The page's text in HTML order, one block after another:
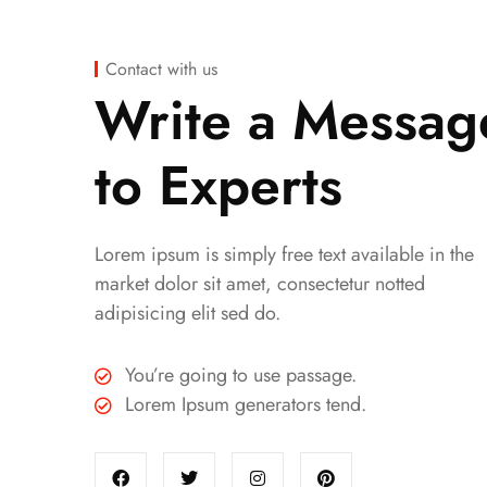
Contact with us
Write a
to Experts
Lorem ipsum is simply free text available in the
market dolor sit amet, consectetur notted
adipisicing elit sed do.
You’re going to use passage.
Lorem Ipsum generators tend.